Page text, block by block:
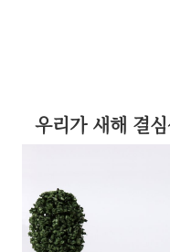
우리가 새해 결